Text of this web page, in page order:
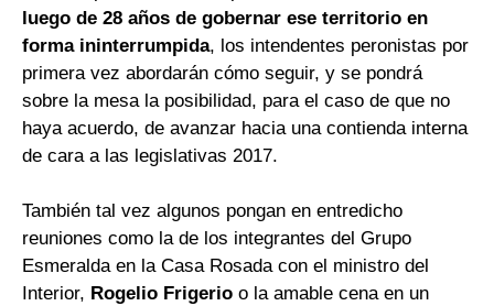
luego de 28 años de gobernar ese territorio en
forma ininterrumpida, los intendentes peronistas por
primera vez abordarán cómo seguir, y se pondrá
sobre la mesa la posibilidad, para el caso de que no
haya acuerdo, de avanzar hacia una contienda interna
de cara a las legislativas 2017.
También tal vez algunos pongan en entredicho
reuniones como la de los integrantes del Grupo
Esmeralda en la Casa Rosada con el ministro del
Interior, Rogelio Frigerio o la amable cena en un